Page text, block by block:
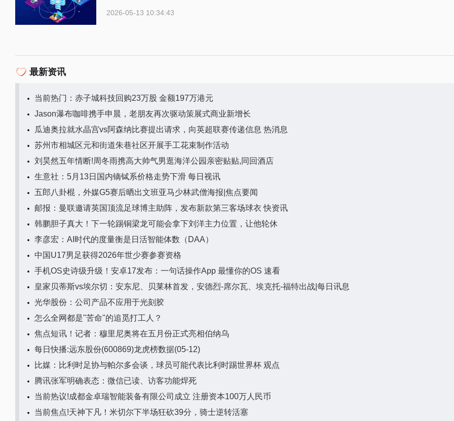
2026-05-13 10:34:43
最新资讯
当前热门：赤子城科技回购23万股 金额197万港元
Jason瀑布咖啡携手申晨，老朋友再次驱动策展式商业新增长
瓜迪奥拉就水晶宫vs阿森纳比赛提出请求，向英超联赛传递信息 热消息
苏州市相城区元和街道朱巷社区开展手工花束制作活动
刘昊然五年情断!周冬雨携高大帅气男逛海洋公园亲密贴贴,同回酒店
生意社：5月13日国内镝铽系价格走势下滑 每日视讯
五郎八卦棍，外媒G5赛后晒出文班亚马少林武僧海报|焦点要闻
邮报：曼联邀请英国顶流足球博主助阵，发布新款第三客场球衣 快资讯
韩鹏胆子真大！下一轮踢铜梁龙可能会拿下刘洋主力位置，让他轮休
李彦宏：AI时代的度量衡是日活智能体数（DAA）
中国U17男足获得2026年世少赛参赛资格
手机OS史诗级升级！安卓17发布：一句话操作App 最懂你的OS 速看
皇家贝蒂斯vs埃尔切：安东尼、贝莱林首发，安德烈-席尔瓦、埃克托-福特出战|每日讯息
光华股份：公司产品不应用于光刻胶
怎么全网都是"苦命"的追觅打工人？
焦点短讯！记者：穆里尼奥将在五月份正式亮相伯纳乌
每日快播:远东股份(600869)龙虎榜数据(05-12)
比媒：比利时足协与帕尔多会谈，球员可能代表比利时踢世界杯 观点
腾讯张军明确表态：微信已读、访客功能焊死
当前热议!成都金卓瑞智能装备有限公司成立 注册资本100万人民币
当前焦点!天神下凡！米切尔下半场狂砍39分，骑士逆转活塞